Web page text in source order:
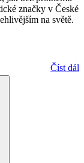
značky v České
na světě.
Číst dál